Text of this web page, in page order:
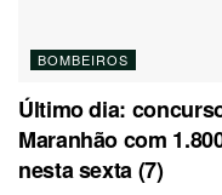
BOMBEIROS
Último dia:
Maranhão com
nesta sexta (7)